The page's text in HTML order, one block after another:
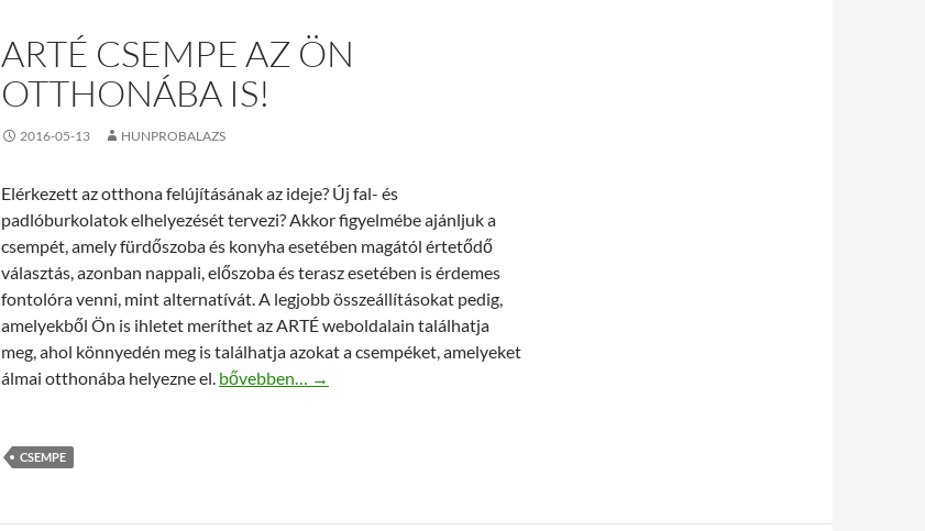
ARTÉ CSEMPE AZ ÖN
OTTHONÁBA IS!
2016-05-13 HUNPROBALAZS
Elérkezett az otthona felújításának az ideje? Új fal- és
padlóburkolatok elhelyezését tervezi? Akkor figyelmébe ajánljuk a
csempét, amely fürdőszoba és konyha esetében magától értetődő
választás, azonban nappali, előszoba és terasz esetében is érdemes
fontolóra venni, mint alternatívát. A legjobb összeállításokat pedig,
amelyekből Ön is ihletet meríthet az ARTÉ weboldalain találhatja
meg, ahol könnyedén meg is találhatja azokat a csempéket, amelyeket
álmai otthonába helyezne el. ARTÉ csempe az Ön otthonába is!
bővebben… →
CSEMPE